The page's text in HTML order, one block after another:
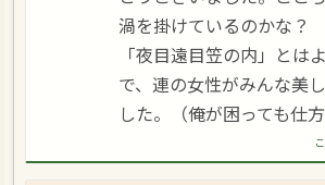
渦を掛けているのかな？
「夜目遠目笠の内」とは
で、連の女性がみんな美
した。（俺が困っても仕